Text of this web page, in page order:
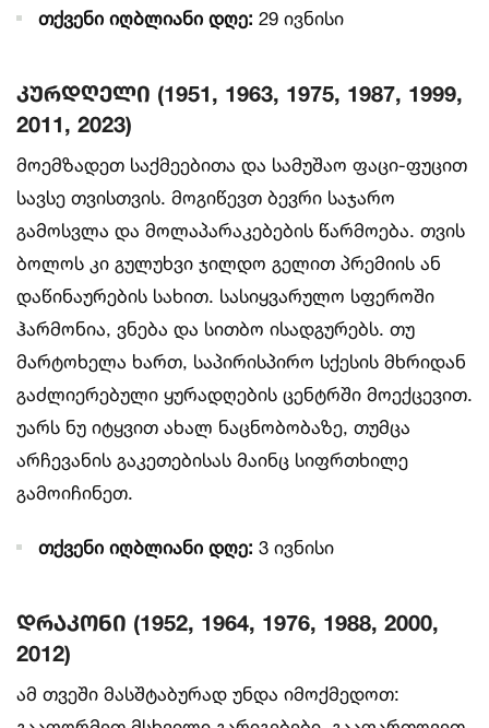
თქვენი იღბლიანი დღე: 29 ივნისი
კურდღელი (1951, 1963, 1975, 1987, 1999,
2011, 2023)
მოემზადეთ საქმეებითა და სამუშაო ფაცი-ფუცით
სავსე თვისთვის. მოგიწევთ ბევრი საჯარო
გამოსვლა და მოლაპარაკებების წარმოება. თვის
ბოლოს კი გულუხვი ჯილდო გელით პრემიის ან
დაწინაურების სახით. სასიყვარულო სფეროში
ჰარმონია, ვნება და სითბო ისადგურებს. თუ
მარტოხელა ხართ, საპირისპირო სქესის მხრიდან
გაძლიერებული ყურადღების ცენტრში მოექცევით.
უარს ნუ იტყვით ახალ ნაცნობობაზე, თუმცა
არჩევანის გაკეთებისას მაინც სიფრთხილე
გამოიჩინეთ.
თქვენი იღბლიანი დღე: 3 ივნისი
დრაკონი (1952, 1964, 1976, 1988, 2000,
2012)
ამ თვეში მასშტაბურად უნდა იმოქმედოთ: